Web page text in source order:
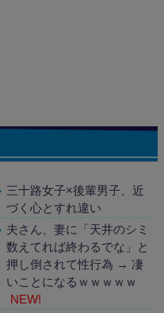
三十路女子×後輩男子、近
づく心とすれ違い
夫さん、妻に「天井のシミ
数えてれば終わるでな」と
押し倒されて性行為 → 凄
いことになるｗｗｗｗｗ
NEW!